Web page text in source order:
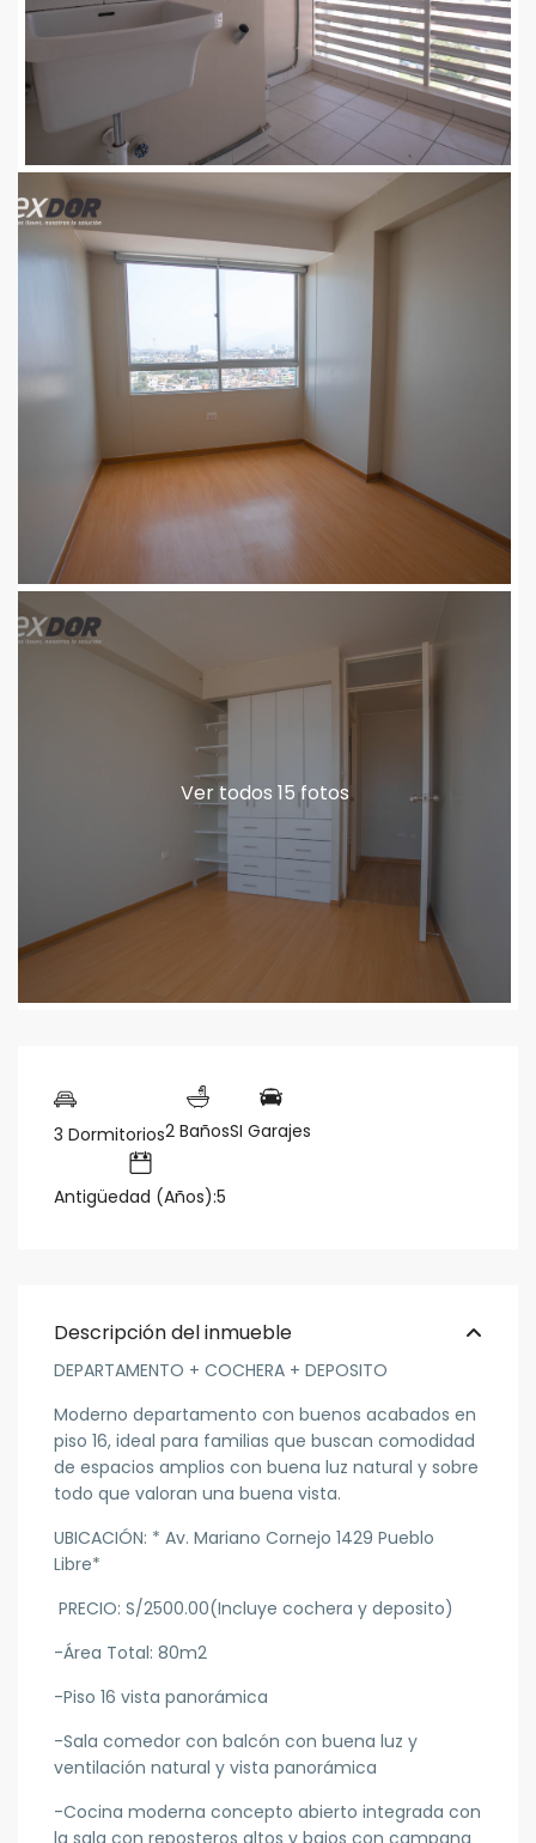
Ver todos 15 fotos
3 Dormitorios2 BañosSI Garajes
Antigüedad (Años):5
Descripción del inmueble
DEPARTAMENTO + COCHERA + DEPOSITO
Moderno departamento con buenos acabados en
piso 16, ideal para familias que buscan comodidad
de espacios amplios con buena luz natural y sobre
todo que valoran una buena vista.
UBICACIÓN: * Av. Mariano Cornejo 1429 Pueblo
Libre*
PRECIO: S/2500.00(Incluye cochera y deposito)
-Área Total: 80m2
-Piso 16 vista panorámica
-Sala comedor con balcón con buena luz y
ventilación natural y vista panorámica
-Cocina moderna concepto abierto integrada con